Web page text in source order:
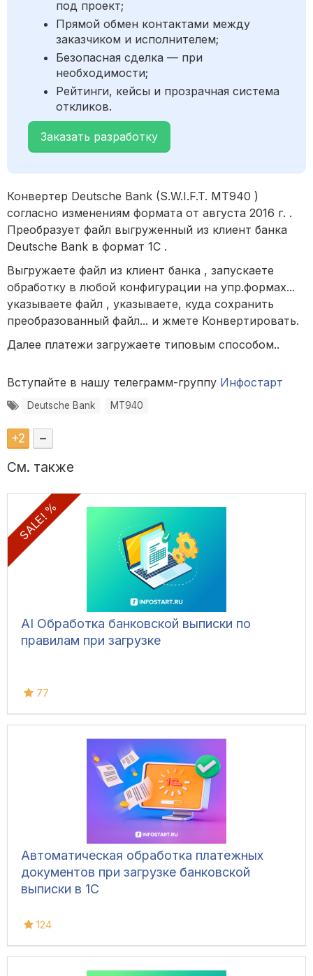
под проект;
Прямой обмен контактами между
заказчиком и исполнителем;
Безопасная сделка — при
необходимости;
Рейтинги, кейсы и прозрачная система
откликов.
Заказать разработку
Конвертер Deutsche Bank (S.W.I.F.T. MT940 )
согласно изменениям формата от августа 2016 г. .
Преобразует файл выгруженный из клиент банка
Deutsche Bank в формат 1С .
Выгружаете файл из клиент банка , запускаете
обработку в любой конфигурации на упр.формах...
указываете файл , указываете, куда сохранить
преобразованный файл... и жмете Конвертировать.
Далее платежи загружаете типовым способом..
Вступайте в нашу телеграмм-группу Инфостарт
Deutsche Bank MT940
+2 –
См. также
SALE! %
AI Обработка банковской выписки по
правилам при загрузке
77
Автоматическая обработка платежных
документов при загрузке банковской
выписки в 1С
124